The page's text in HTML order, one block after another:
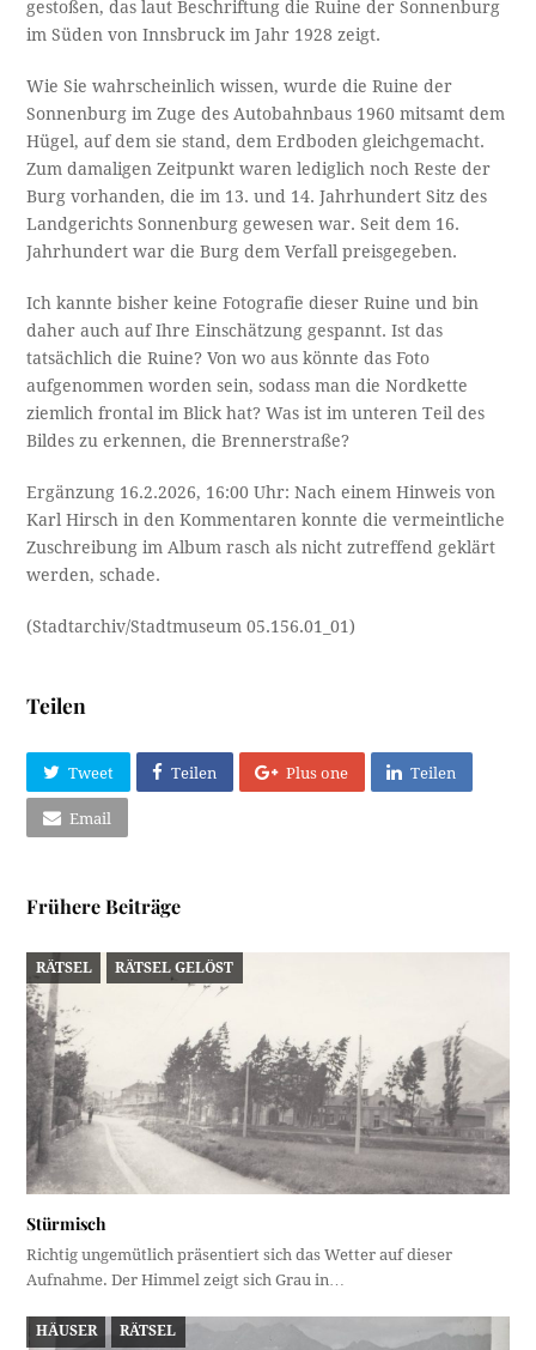
gestoßen, das laut Beschriftung die Ruine der Sonnenburg
im Süden von Innsbruck im Jahr 1928 zeigt.
Wie Sie wahrscheinlich wissen, wurde die Ruine der
Sonnenburg im Zuge des Autobahnbaus 1960 mitsamt dem
Hügel, auf dem sie stand, dem Erdboden gleichgemacht.
Zum damaligen Zeitpunkt waren lediglich noch Reste der
Burg vorhanden, die im 13. und 14. Jahrhundert Sitz des
Landgerichts Sonnenburg gewesen war. Seit dem 16.
Jahrhundert war die Burg dem Verfall preisgegeben.
Ich kannte bisher keine Fotografie dieser Ruine und bin
daher auch auf Ihre Einschätzung gespannt. Ist das
tatsächlich die Ruine? Von wo aus könnte das Foto
aufgenommen worden sein, sodass man die Nordkette
ziemlich frontal im Blick hat? Was ist im unteren Teil des
Bildes zu erkennen, die Brennerstraße?
Ergänzung 16.2.2026, 16:00 Uhr: Nach einem Hinweis von
Karl Hirsch in den Kommentaren konnte die vermeintliche
Zuschreibung im Album rasch als nicht zutreffend geklärt
werden, schade.
(Stadtarchiv/Stadtmuseum 05.156.01_01)
Teilen
Tweet Teilen Plus one Teilen
Email
Frühere Beiträge
RÄTSEL RÄTSEL GELÖST
Stürmisch
Richtig ungemütlich präsentiert sich das Wetter auf dieser
Aufnahme. Der Himmel zeigt sich Grau in…
HÄUSER RÄTSEL